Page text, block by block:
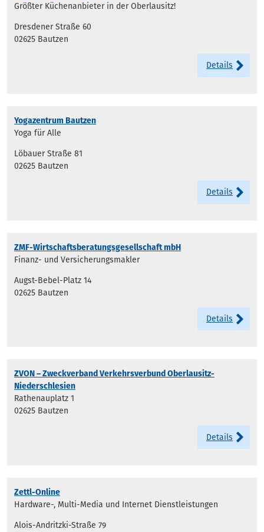
Größter Küchenanbieter in der Oberlausitz!
Dresdener Straße 60
02625 Bautzen
Details
Yogazentrum Bautzen
Yoga für Alle
Löbauer Straße 81
02625 Bautzen
Details
ZMF-Wirtschaftsberatungsgesellschaft mbH
Finanz- und Versicherungsmakler
Augst-Bebel-Platz 14
02625 Bautzen
Details
ZVON – Zweckverband Verkehrsverbund Oberlausitz-
Niederschlesien
Rathenauplatz 1
02625 Bautzen
Details
Zettl-Online
Hardware-, Multi-Media und Internet Dienstleistungen
Alois-Andritzki-Straße 79